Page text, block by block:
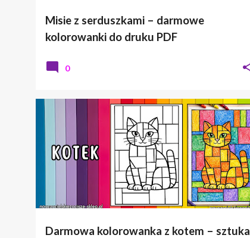
Misie z serduszkami – darmowe
kolorowanki do druku PDF
0
Darmowa kolorowanka z kotem – sztuka
KOLOROWANKA